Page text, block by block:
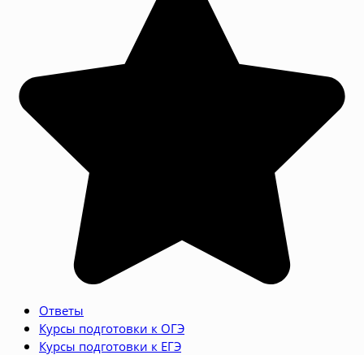
Ответы
Курсы подготовки к ОГЭ
Курсы подготовки к ЕГЭ